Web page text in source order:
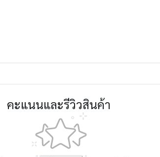
คะแนนและรีวิวสินค้า